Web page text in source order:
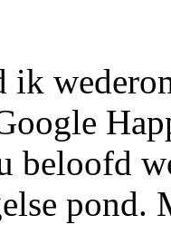
ik
beloofd
pond.